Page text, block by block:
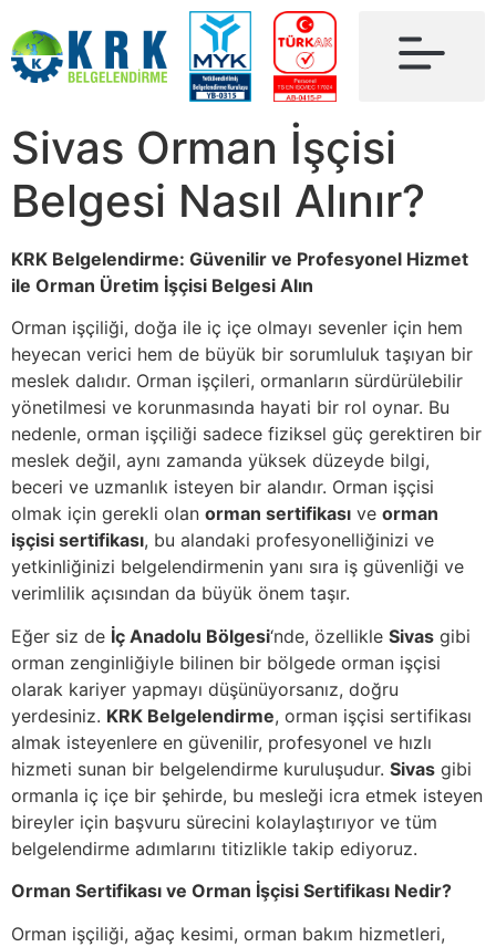
Sivas Orman İşçisi
Belgesi Nasıl Alınır?
KRK Belgelendirme: Güvenilir ve Profesyonel Hizmet
ile Orman Üretim İşçisi Belgesi Alın
Orman işçiliği, doğa ile iç içe olmayı sevenler için hem
heyecan verici hem de büyük bir sorumluluk taşıyan bir
meslek dalıdır. Orman işçileri, ormanların sürdürülebilir
yönetilmesi ve korunmasında hayati bir rol oynar. Bu
nedenle, orman işçiliği sadece fiziksel güç gerektiren bir
meslek değil, aynı zamanda yüksek düzeyde bilgi,
beceri ve uzmanlık isteyen bir alandır. Orman işçisi
olmak için gerekli olan orman sertifikası ve orman
işçisi sertifikası, bu alandaki profesyonelliğinizi ve
yetkinliğinizi belgelendirmenin yanı sıra iş güvenliği ve
verimlilik açısından da büyük önem taşır.
Eğer siz de İç Anadolu Bölgesi‘nde, özellikle Sivas gibi
orman zenginliğiyle bilinen bir bölgede orman işçisi
olarak kariyer yapmayı düşünüyorsanız, doğru
yerdesiniz. KRK Belgelendirme, orman işçisi sertifikası
almak isteyenlere en güvenilir, profesyonel ve hızlı
hizmeti sunan bir belgelendirme kuruluşudur. Sivas gibi
ormanla iç içe bir şehirde, bu mesleği icra etmek isteyen
bireyler için başvuru sürecini kolaylaştırıyor ve tüm
belgelendirme adımlarını titizlikle takip ediyoruz.
Orman Sertifikası ve Orman İşçisi Sertifikası Nedir?
Orman işçiliği, ağaç kesimi, orman bakım hizmetleri,